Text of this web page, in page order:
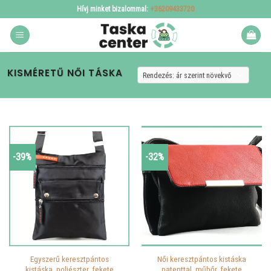
to
content
Hívj minket bizalommal: +36209433720
KISMÉRETŰ NŐI TÁSKA
-39%
Egyszerű keresztpántos
kistáska, poliészter, fekete
-32%
Női keresztpántos kistáska
patenttal, műbőr, fekete